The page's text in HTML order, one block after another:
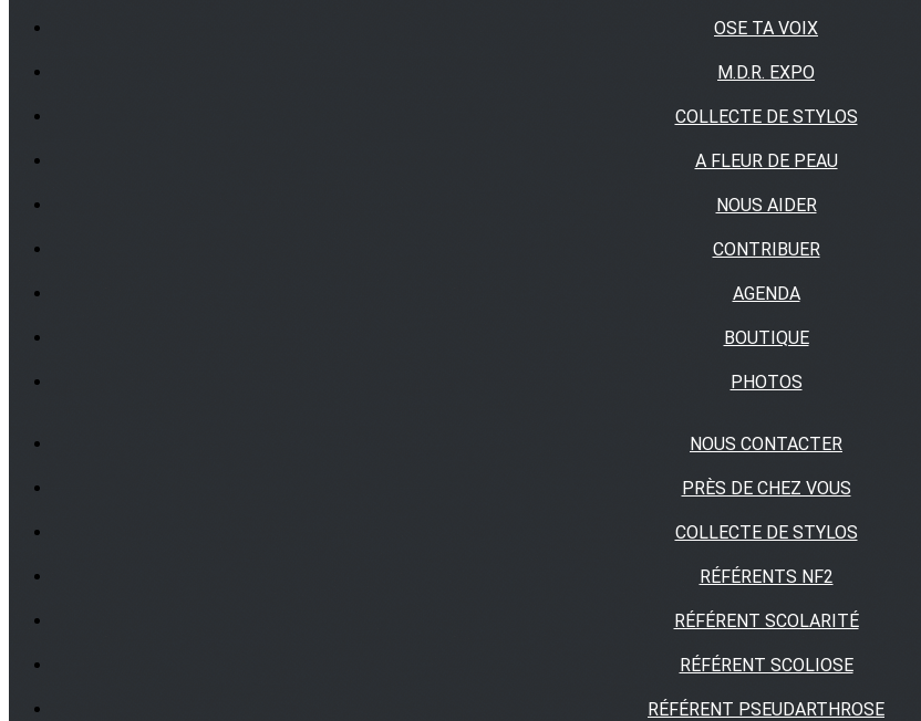
OSE TA VOIX
M.D.R. EXPO
COLLECTE DE STYLOS
A FLEUR DE PEAU
NOUS AIDER
CONTRIBUER
AGENDA
BOUTIQUE
PHOTOS
NOUS CONTACTER
PRÈS DE CHEZ VOUS
COLLECTE DE STYLOS
RÉFÉRENTS NF2
RÉFÉRENT SCOLARITÉ
RÉFÉRENT SCOLIOSE
RÉFÉRENT PSEUDARTHROSE